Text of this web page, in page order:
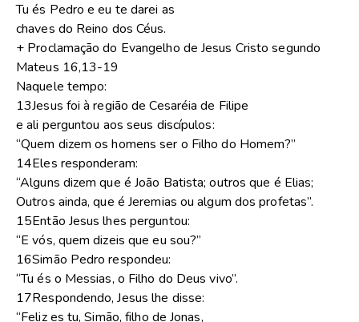
Tu és Pedro e eu te darei as
chaves do Reino dos Céus.
+ Proclamação do Evangelho de Jesus Cristo segundo
Mateus 16,13-19
Naquele tempo:
13Jesus foi à região de Cesaréia de Filipe
e ali perguntou aos seus discípulos:
“Quem dizem os homens ser o Filho do Homem?”
14Eles responderam:
“Alguns dizem que é João Batista; outros que é Elias;
Outros ainda, que é Jeremias ou algum dos profetas”.
15Então Jesus lhes perguntou:
“E vós, quem dizeis que eu sou?”
16Simão Pedro respondeu:
“Tu és o Messias, o Filho do Deus vivo”.
17Respondendo, Jesus lhe disse:
“Feliz es tu, Simão, filho de Jonas,